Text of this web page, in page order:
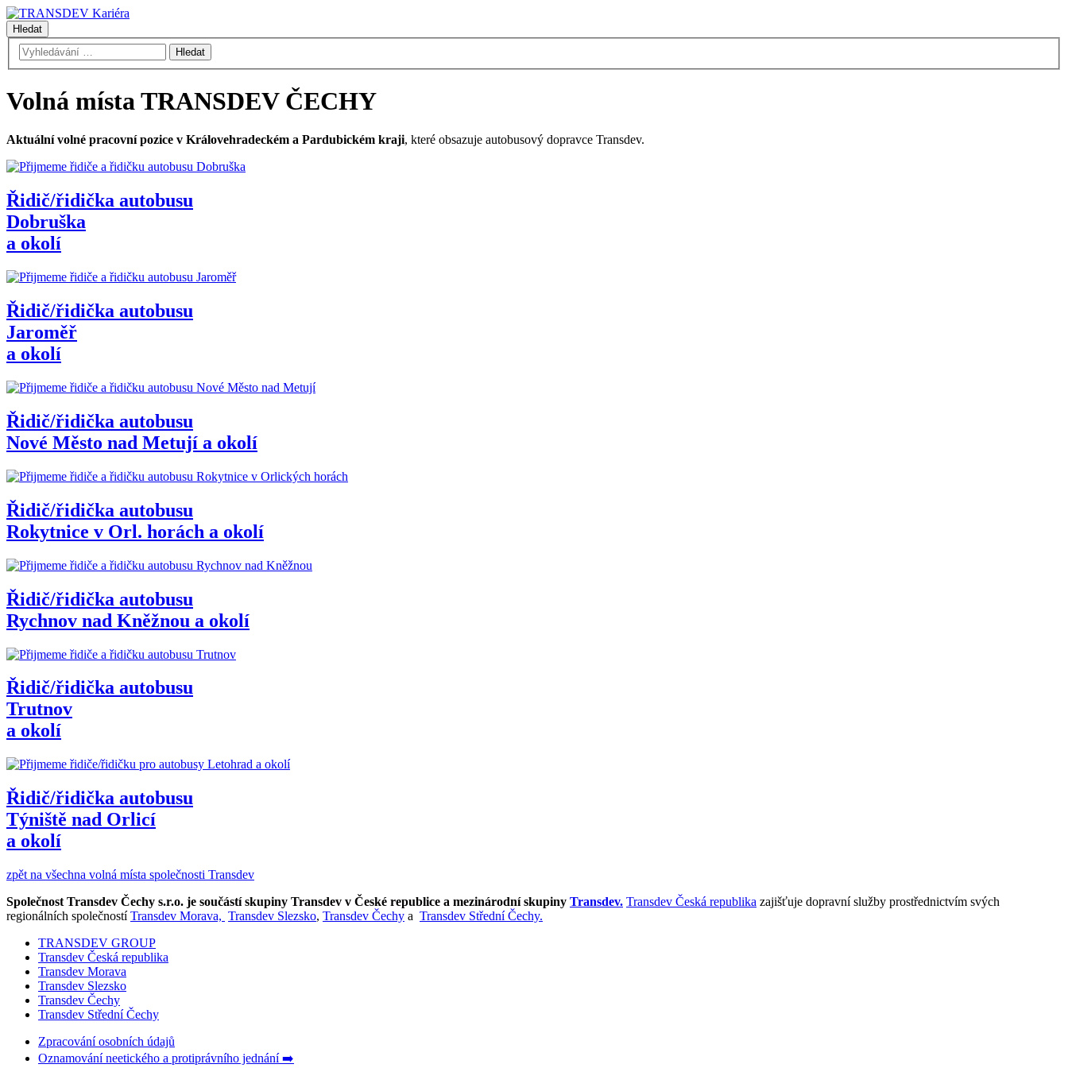
Hledat
Volná místa TRANSDEV ČECHY
Aktuální volné pracovní pozice v Královehradeckém a Pardubickém kraji, které obsazuje autobusový dopravce Transdev.
Řidič/řidička autobusu
Dobruška
a okolí
Řidič/řidička autobusu
Jaroměř
a okolí
Řidič/řidička autobusu
Nové Město nad Metují a okolí
Řidič/řidička autobusu
Rokytnice v Orl. horách a okolí
Řidič/řidička autobusu
Rychnov nad Kněžnou a okolí
Řidič/řidička autobusu
Trutnov
a okolí
Řidič/řidička autobusu
Týniště nad Orlicí
a okolí
zpět na všechna volná místa společnosti Transdev
Společnost Transdev Čechy s.r.o. je součástí skupiny Transdev v České republice a mezinárodní skupiny Transdev. Transdev Česká republika zajišťuje dopravní služby prostřednictvím svých
regionálních společnostíTransdev Morava, Transdev Slezsko, Transdev Čechy a Transdev Střední Čechy.
TRANSDEV GROUP
Transdev Česká republika
Transdev Morava
Transdev Slezsko
Transdev Čechy
Transdev Střední Čechy
Zpracování osobních údajů
Oznamování neetického a protiprávního jednání ➡️